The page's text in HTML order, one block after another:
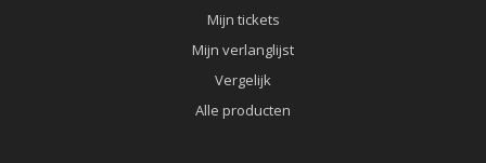
Mijn tickets
Mijn verlanglijst
Vergelijk
Alle producten